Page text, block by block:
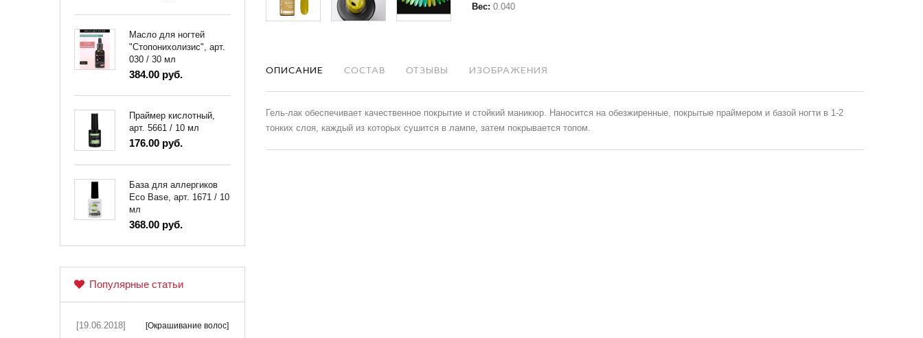
Вес: 0.040
ОПИСАНИЕ СОСТАВ ОТЗЫВЫ ИЗОБРАЖЕНИЯ
Гель-лак обеспечивает качественное покрытие и стойкий маникюр. Наносится на обезжиренные, покрытые праймером и базой ногти в 1-2
тонких слоя, каждый из которых сушится в лампе, затем покрывается топом.
Масло для ногтей
"Стопонихолизис", арт.
030 / 30 мл
384.00 руб.
Праймер кислотный,
арт. 5661 / 10 мл
176.00 руб.
База для аллергиков
Eco Base, арт. 1671 / 10
мл
368.00 руб.
Популярные статьи
[19.06.2018] [Окрашивание волос]